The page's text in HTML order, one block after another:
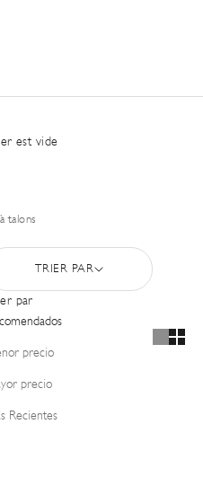
est vide
talons
TRIER PAR
par
precio
precio
Recientes